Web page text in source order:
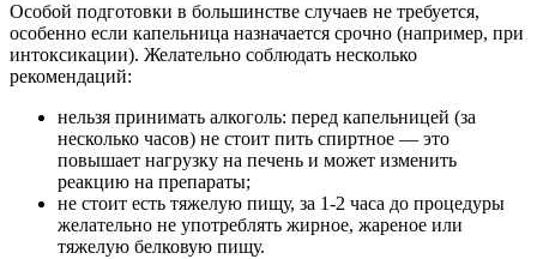
Особой подготовки в большинстве случаев не требуется,
особенно если капельница назначается срочно (например, при
интоксикации). Желательно соблюдать несколько
рекомендаций:
нельзя принимать алкоголь: перед капельницей (за
несколько часов) не стоит пить спиртное — это
повышает нагрузку на печень и может изменить
реакцию на препараты;
не стоит есть тяжелую пищу, за 1-2 часа до процедуры
желательно не употреблять жирное, жареное или
тяжелую белковую пищу.